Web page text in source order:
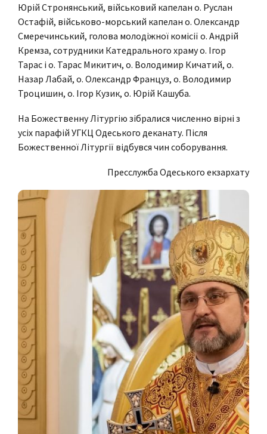
Юрій Стронянський, військовий капелан о. Руслан
Остафій, військово-морський капелан о. Олександр
Смеречинський, голова молодіжної комісії о. Андрій
Кремза, сотрудники Катедрального храму о. Ігор
Тарас і о. Тарас Микитич, о. Володимир Кичатий, о.
Назар Лабай, о. Олександр Француз, о. Володимир
Троцишин, о. Ігор Кузик, о. Юрій Кашуба.
На Божественну Літургію зібралися численно вірні з
усіх парафій УГКЦ Одеського деканату. Після
Божественної Літургії відбувся чин соборування.
Пресслужба Одеського екзархату